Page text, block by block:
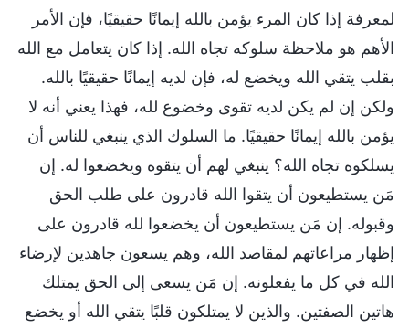
لمعرفة إذا كان المرء يؤمن بالله إيمانًا حقيقيًا، فإن الأمر
الأهم هو ملاحظة سلوكه تجاه الله. إذا كان يتعامل مع الله
بقلب يتقي الله ويخضع له، فإن لديه إيمانًا حقيقيًا بالله.
ولكن إن لم يكن لديه تقوى وخضوع لله، فهذا يعني أنه لا
يؤمن بالله إيمانًا حقيقيًا. ما السلوك الذي ينبغي للناس أن
يسلكوه تجاه الله؟ ينبغي لهم أن يتقوه ويخضعوا له. إن
مَن يستطيعون أن يتقوا الله قادرون على طلب الحق
وقبوله. إن مَن يستطيعون أن يخضعوا لله قادرون على
إظهار مراعاتهم لمقاصد الله، وهم يسعون جاهدين لإرضاء
الله في كل ما يفعلونه. إن مَن يسعى إلى الحق يمتلك
هاتين الصفتين. والذين لا يمتلكون قلبًا يتقي الله أو يخضع